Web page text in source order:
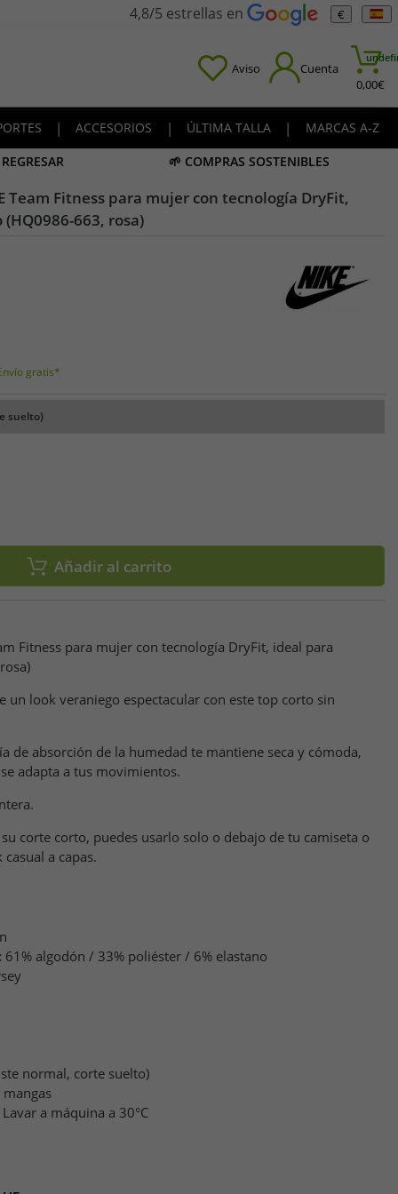
4,8/5 estrellas en €
Aviso Cuenta
0,00€
| ACCESORIOS | ÚLTIMA TALLA |
MARCAS A-Z
🌱 COMPRAS SOSTENIBLES
Team Fitness para mujer con tecnología DryFit,
663, rosa)
gratis*
suelto)
Añadir al carrito
Fitness para mujer con tecnología DryFit, ideal para
un look veraniego espectacular con este top corto sin
de absorción de la humedad te mantiene seca y cómoda,
adapta a tus movimientos.
corte corto, puedes usarlo solo o debajo de tu camiseta o
a capas.
61% algodón / 33% poliéster / 6% elastano
normal, corte suelto)
mangas
Lavar a máquina a 30°C